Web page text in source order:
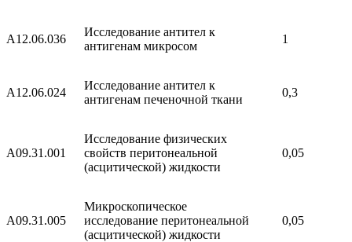
A12.06.036
Исследование антител к
антигенам микросом
1
A12.06.024
Исследование антител к
антигенам печеночной ткани
0,3
A09.31.001
Исследование физических
свойств перитонеальной
(асцитической) жидкости
0,05
A09.31.005
Микроскопическое
исследование перитонеальной
(асцитической) жидкости
0,05